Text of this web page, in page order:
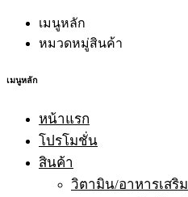
เมนูหลัก
หมวดหมู่สินค้า
เมนูหลัก
หน้าแรก
โปรโมชั่น
สินค้า
วิตามิน/อาหารเสริม